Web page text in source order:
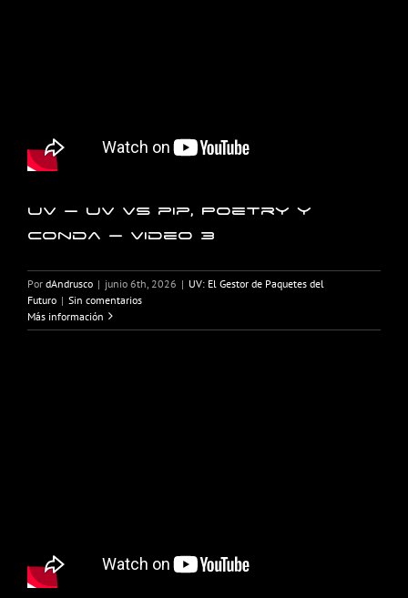
UV – UV vs pip, Poetry y
Conda – Video 3
Por dAndrusco | junio 6th, 2026 | UV: El Gestor de Paquetes del
Futuro | Sin comentarios
Más información